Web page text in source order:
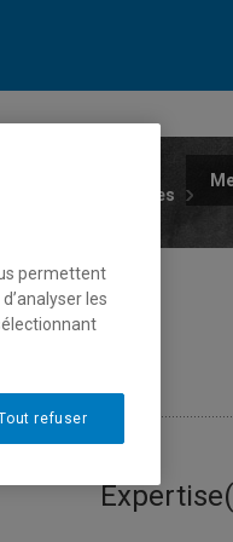
et écoles
permettent
les
refuser